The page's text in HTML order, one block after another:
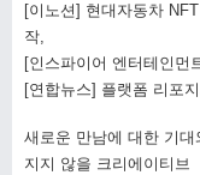
[이노션] 현대자동차
작,
[인스파이어 엔터테인먼
[연합뉴스] 플랫폼 리포
새로운 만남에 대한 기
지지 않을 크리에이티브